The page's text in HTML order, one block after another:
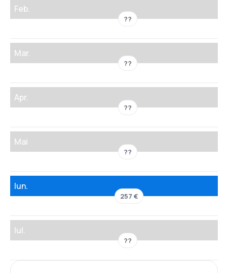
Feb.
??
Mar.
??
Apr.
??
Mai
??
Iun.
257 €
Iul.
??